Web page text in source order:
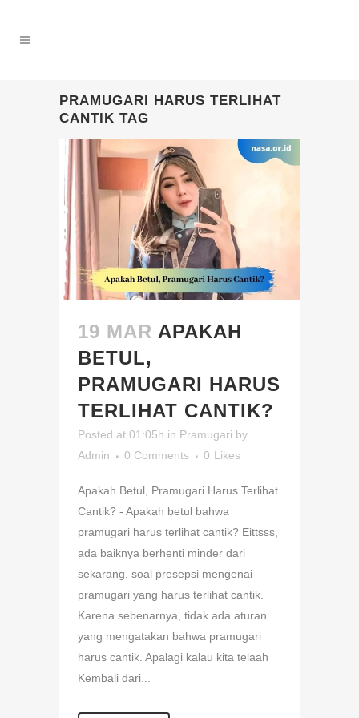
PRAMUGARI HARUS TERLIHAT
CANTIK TAG
19 MAR APAKAH
BETUL,
PRAMUGARI HARUS
TERLIHAT CANTIK?
Posted at 01:05h in Pramugari by
Admin
0 Comments 0 Likes
Apakah Betul, Pramugari Harus Terlihat
Cantik? - Apakah betul bahwa
pramugari harus terlihat cantik? Eittsss,
ada baiknya berhenti minder dari
sekarang, soal presepsi mengenai
pramugari yang harus terlihat cantik.
Karena sebenarnya, tidak ada aturan
yang mengatakan bahwa pramugari
harus cantik. Apalagi kalau kita telaah
Kembali dari...